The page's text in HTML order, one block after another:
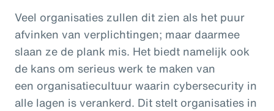
Veel organisaties zullen dit zien als het puur
afvinken van verplichtingen; maar daarmee
slaan ze de plank mis. Het biedt namelijk ook
de kans om serieus werk te maken van
een organisatiecultuur waarin cybersecurity in
alle lagen is verankerd. Dit stelt organisaties in